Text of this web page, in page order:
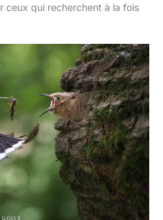
ceux qui recherchent à la fois